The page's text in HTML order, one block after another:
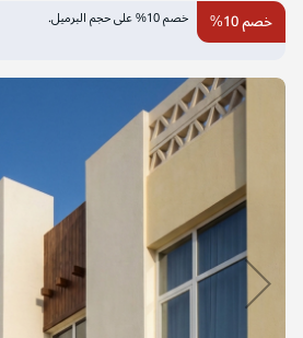
التخطي
إلى
معرض
خصم 10% خصم 10% على حجم البرميل.